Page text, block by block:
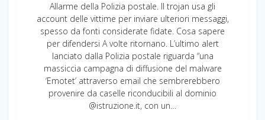
Allarme della Polizia postale. Il trojan usa gli
account delle vittime per inviare ulteriori messaggi,
spesso da fonti considerate fidate. Cosa sapere
per difendersi A volte ritornano. L’ultimo alert
lanciato dalla Polizia postale riguarda “una
massiccia campagna di diffusione del malware
‘Emotet’ attraverso email che sembrerebbero
provenire da caselle riconducibili al dominio
@istruzione.it, con un…